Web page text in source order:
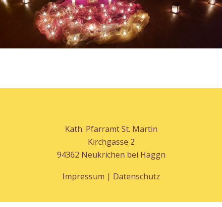
Kath. Pfarramt St. Martin
Kirchgasse 2
94362 Neukrichen bei Haggn
Impressum | Datenschutz